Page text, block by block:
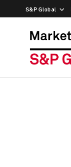
S&P Global